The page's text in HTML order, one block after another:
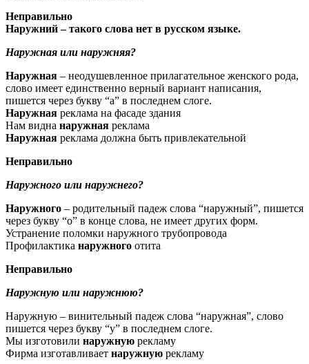
Неправильно
Наружний – такого слова нет в русском языке.
Наружная или наружняя?
Наружная – неодушевленное прилагательное женского рода,
слово имеет единственно верный вариант написания,
пишется через букву “а” в последнем слоге.
Наружная реклама на фасаде здания
Нам видна наружная реклама
Наружная реклама должна быть привлекательной
Неправильно
Наружного или наружнего?
Наружного – родительный падеж слова “наружный”, пишется
через букву “о” в конце слова, не имеет других форм.
Устранение поломки наружного трубопровода
Профилактика наружного отита
Неправильно
Наружную или наружнюю?
Наружную – винительный падеж слова “наружная”, слово
пишется через букву “у” в последнем слоге.
Мы изготовили наружную рекламу
Фирма изготавливает наружную рекламу